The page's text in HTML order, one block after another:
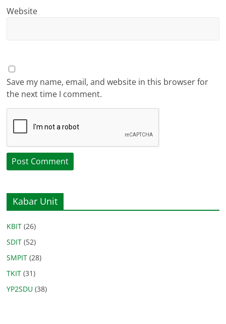
Website
Save my name, email, and website in this browser for
the next time I comment.
Kabar Unit
KBIT (26)
SDIT (52)
SMPIT (28)
TKIT (31)
YP2SDU (38)